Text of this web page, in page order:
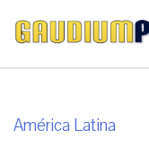
América Latina